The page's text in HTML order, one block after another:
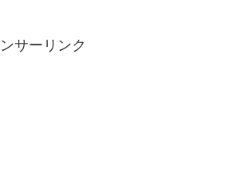
サーリンク